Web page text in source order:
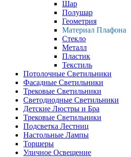
Шар
Полушар
Геометрия
Материал Плафона
Стекло
Металл
Пластик
Текстиль
Потолочные Светильники
Фасадные Светильники
Трековые Светильники
Светодиодные Светильники
Детские Люстры и Бра
Трековые Светильники
Подсветка Лестниц
Настольные Лампы
Торшеры
Уличное Освещение